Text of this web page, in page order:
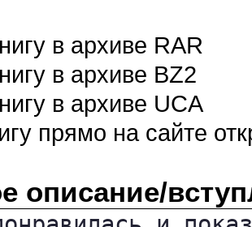
в архиве RAR
в архиве BZ2
в архиве UCA
прямо на сайте
описание/